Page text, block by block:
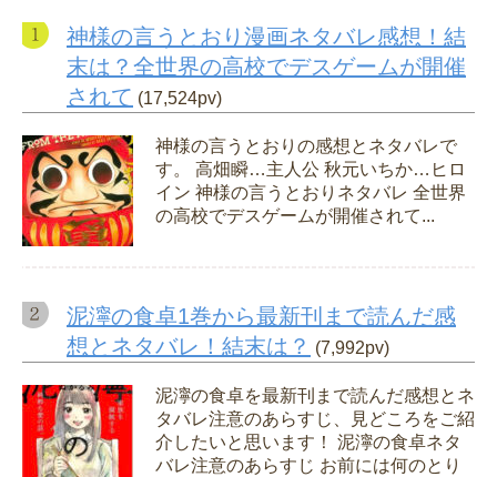
神様の言うとおり漫画ネタバレ感想！結
末は？全世界の高校でデスゲームが開催
されて (17,524pv)
神様の言うとおりの感想とネタバレで
す。 高畑瞬…主人公 秋元いちか…ヒロ
イン 神様の言うとおりネタバレ 全世界
の高校でデスゲームが開催されて...
泥濘の食卓1巻から最新刊まで読んだ感
想とネタバレ！結末は？ (7,992pv)
泥濘の食卓を最新刊まで読んだ感想とネ
タバレ注意のあらすじ、見どころをご紹
介したいと思います！ 泥濘の食卓ネタ
バレ注意のあらすじ お前には何のとり